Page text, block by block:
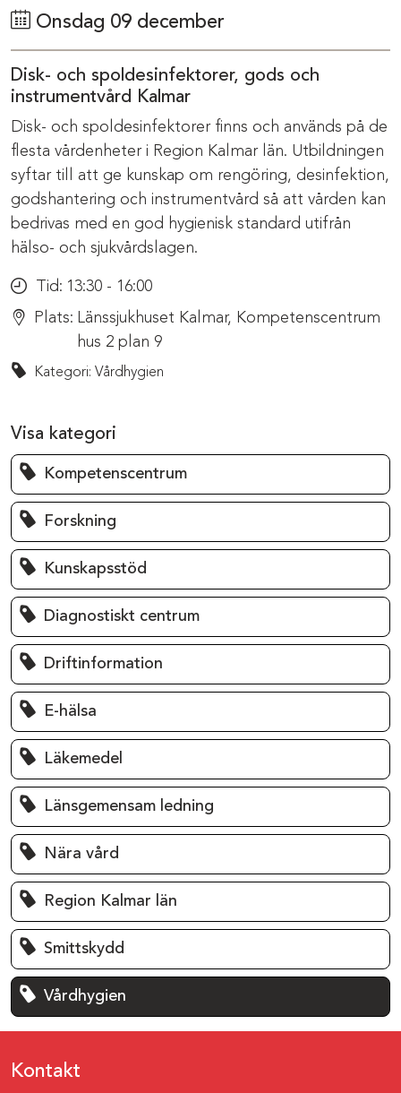
Onsdag 09 december
Disk- och spoldesinfektorer, gods och
instrumentvård Kalmar
Disk- och spoldesinfektorer finns och används på de
flesta vårdenheter i Region Kalmar län. Utbildningen
syftar till att ge kunskap om rengöring, desinfektion,
godshantering och instrumentvård så att vården kan
bedrivas med en god hygienisk standard utifrån
hälso- och sjukvårdslagen.
Tid: 13:30 - 16:00
Plats: Länssjukhuset Kalmar, Kompetenscentrum
hus 2 plan 9
Kategori: Vårdhygien
Visa kategori
Kompetenscentrum
Forskning
Kunskapsstöd
Diagnostiskt centrum
Driftinformation
E-hälsa
Läkemedel
Länsgemensam ledning
Nära vård
Region Kalmar län
Smittskydd
Vårdhygien
Kontakt